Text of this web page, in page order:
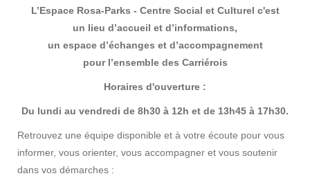
L’Espace Rosa-Parks - Centre Social et Culturel c'est
un lieu d’accueil et d’informations,
un espace d’échanges et d’accompagnement
pour l’ensemble des Carriérois
Horaires d'ouverture :
Du lundi au vendredi de 8h30 à 12h et de 13h45 à 17h30.
Retrouvez une équipe disponible et à votre écoute pour vous
informer, vous orienter, vous accompagner et vous soutenir
dans vos démarches :